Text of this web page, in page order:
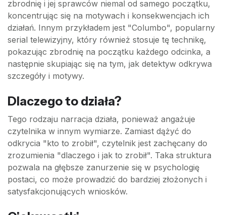
zbrodnię i jej sprawców niemal od samego początku,
koncentrując się na motywach i konsekwencjach ich
działań. Innym przykładem jest "Columbo", popularny
serial telewizyjny, który również stosuje tę technikę,
pokazując zbrodnię na początku każdego odcinka, a
następnie skupiając się na tym, jak detektyw odkrywa
szczegóły i motywy.
Dlaczego to działa?
Tego rodzaju narracja działa, ponieważ angażuje
czytelnika w innym wymiarze. Zamiast dążyć do
odkrycia "kto to zrobił", czytelnik jest zachęcany do
zrozumienia "dlaczego i jak to zrobił". Taka struktura
pozwala na głębsze zanurzenie się w psychologię
postaci, co może prowadzić do bardziej złożonych i
satysfakcjonujących wniosków.